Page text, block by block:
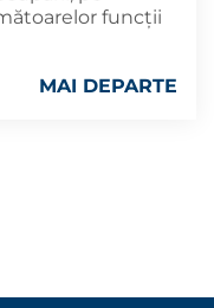
funcţii
MAI DEPARTE